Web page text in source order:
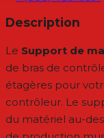
Description
Le Support de
de bras de
étagères pour
contrôleur. Le
du matériel au-